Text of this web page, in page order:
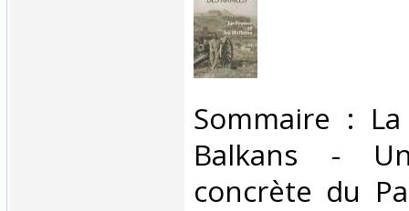
‎Sommaire :
Balkans -
concrète du